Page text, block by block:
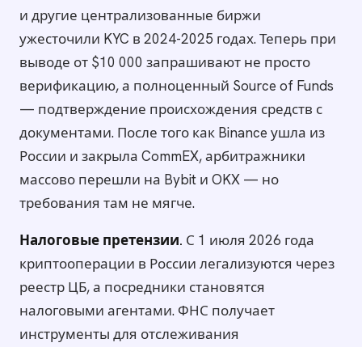
и другие централизованные биржи
ужесточили KYC в 2024-2025 годах. Теперь при
выводе от $10 000 запрашивают не просто
верификацию, а полноценный Source of Funds
— подтверждение происхождения средств с
документами. После того как Binance ушла из
России и закрыла CommEX, арбитражники
массово перешли на Bybit и OKX — но
требования там не мягче.
Налоговые претензии. С 1 июля 2026 года
криптооперации в России легализуются через
реестр ЦБ, а посредники становятся
налоговыми агентами. ФНС получает
инструменты для отслеживания